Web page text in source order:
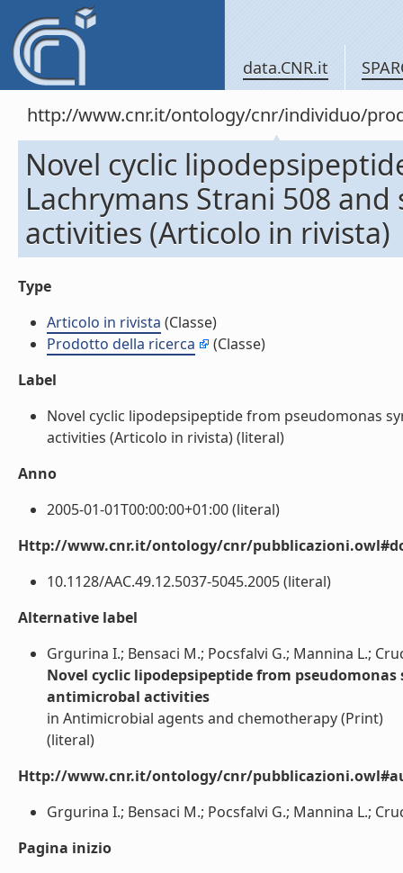
data.CNR.it
http://www.cnr.it/ontology/cnr/individuo/
Novel cyclic
Lachrymans Strani 508
activities (Articolo in rivista)
Type
Articolo in rivista (Classe)
Prodotto della ricerca
(Classe)
Label
Novel cyclic lipodepsipeptide from pseudomonas
activities (Articolo in rivista) (literal)
Anno
2005-01-01T00:00:00+01:00 (literal)
Http://www.cnr.it/ontology/cnr/
10.1128/AAC.49.12.5037-5045.2005 (literal)
Alternative label
Grgurina I.; Bensaci M.; Pocsfalvi G.; Mannina L.;
Novel cyclic lipodepsipeptide from
antimicrobal activities
in Antimicrobial agents and chemotherapy (Print)
(literal)
Http://www.cnr.it/ontology/cnr/
Grgurina I.; Bensaci M.; Pocsfalvi G.; Mannina L.;
Pagina inizio